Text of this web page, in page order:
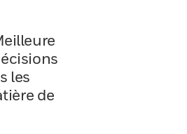
les
de